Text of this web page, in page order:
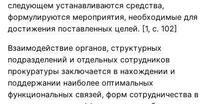
следующем устанавливаются средства,
формулируются мероприятия, необходимые для
достижения поставленных целей. [1, с. 102]
Взаимодействие органов, структурных
подразделений и отдельных сотрудников
прокуратуры заключается в нахождении и
поддержании наиболее оптимальных
функциональных связей, форм сотрудничества в